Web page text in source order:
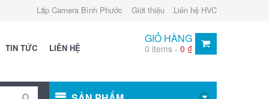
Lắp Camera Bình Phước Giới thiệu Liên hệ HVC
TIN TỨC LIÊN HỆ
GIỎ HÀNG
0 items -0 ₫